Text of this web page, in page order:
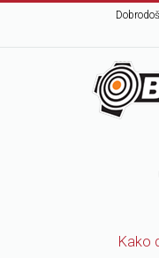
Kako